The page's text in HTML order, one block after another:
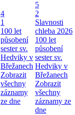
4
1
100 let
působení
sester sv.
Hedviky v
Břežanech
Zobrazit
všechny
záznamy
ze dne
5
2
Slavnosti
chleba 2026
100 let
působení
sester sv.
Hedviky v
Břežanech
Zobrazit
všechny
záznamy ze
dne